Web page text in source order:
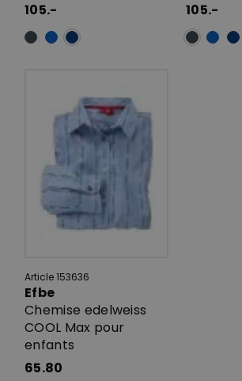
105.-
105.-
Article 153636
Efbe
Chemise edelweiss
COOL Max pour
enfants
65.80